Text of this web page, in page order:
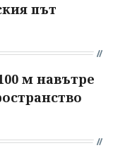
път
м навътре